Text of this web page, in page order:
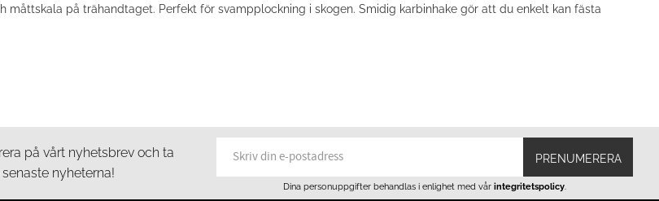
på trähandtaget. Perfekt för svampplockning i skogen. Smidig karbinhake gör att du enkelt kan fästa
på vårt nyhetsbrev och ta
nyheterna!
PRENUMERERA
Dina personuppgifter behandlas i enlighet med vår integritetspolicy.